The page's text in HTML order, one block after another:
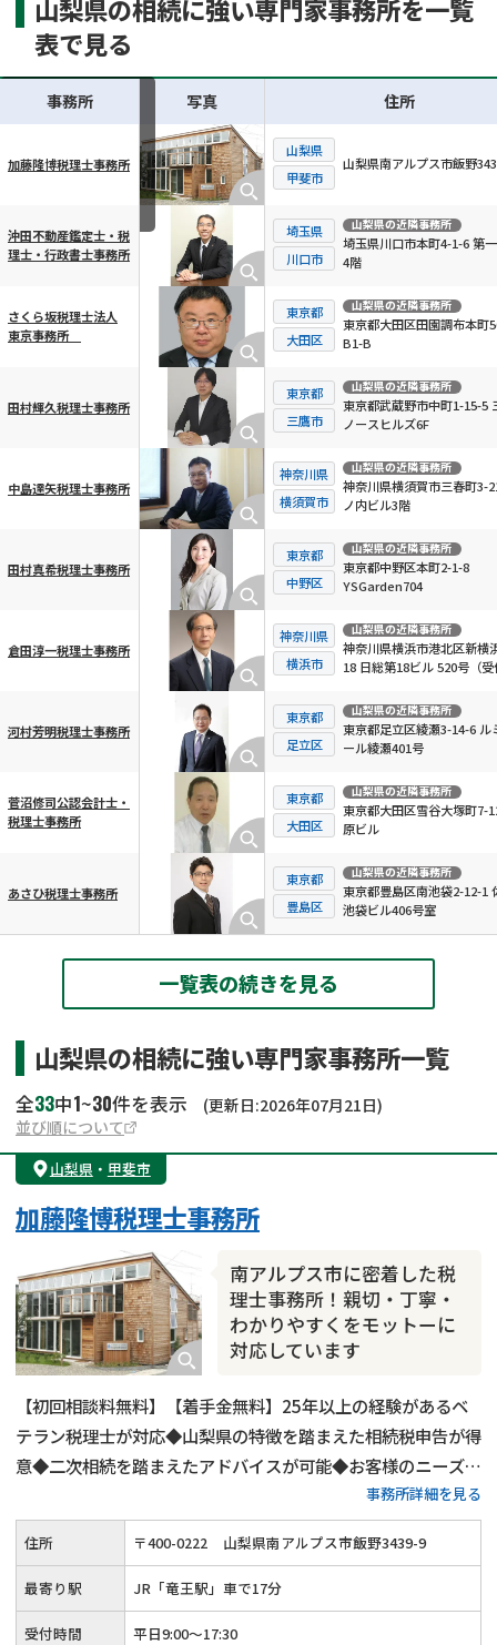
山梨県の相続に強い専門家事務所を一覧
表で見る
横スクロール可能
事務所 写真 住所
加藤隆博税理士事務所
山梨県
甲斐市
山梨県南アルプス市飯野
沖田不動産鑑定士・税
理士・行政書士事務所
埼玉県
川口市
山梨県の近隣事務所
埼玉県川口市本町4-1-6 第
4階
さくら坂税理士法人
東京事務所
東京都
大田区
山梨県の近隣事務所
東京都大田区田園調布本町
B1-B
田村輝久税理士事務所
東京都
三鷹市
山梨県の近隣事務所
東京都武蔵野市中町1-15-5
ノースヒルズ6F
中島達矢税理士事務所
神奈川県
横須賀市
山梨県の近隣事務所
神奈川県横須賀市三春町3-
ノ内ビル3階
田村真希税理士事務所
東京都
中野区
山梨県の近隣事務所
東京都中野区本町2-1-8
YSGarden704
倉田淳一税理士事務所
神奈川県
横浜市
山梨県の近隣事務所
神奈川県横浜市港北区新横
18 日総第18ビル 520号（受
河村芳明税理士事務所
東京都
足立区
山梨県の近隣事務所
東京都足立区綾瀬3-14-6 ル
ール綾瀬401号
菅沼修司公認会計士・
税理士事務所
東京都
大田区
山梨県の近隣事務所
東京都大田区雪谷大塚町7-
原ビル
あさひ税理士事務所
東京都
豊島区
山梨県の近隣事務所
東京都豊島区南池袋2-12-1
池袋ビル406号室
一覧表の続きを見る
山梨県の相続に強い専門家事務所一覧
全33中1~30件を表示
(更新日:2026年07月21日)
並び順について
山梨県 ・ 甲斐市
南アルプス市に密着した税
理士事務所！親切・丁寧・
わかりやすくをモットーに
対応しています
加藤隆博税理士事務所
【初回相談料無料】【着手金無料】25年以上の経験があるベ
テラン税理士が対応◆山梨県の特徴を踏まえた相続税申告が得
意◆二次相続を踏まえたアドバイスが可能◆お客様のニーズに
合わせて生前対策の手段を提案◆その他の相続税の悩みにも対
応◆お客様のお悩みに寄り添い、親切・丁寧・わかりやすくサ
ポートいたします。
事務所詳細を見る
住所 〒400-0222 山梨県南アルプス市飯野3439-9
最寄り駅 JR「竜王駅」車で17分
受付時間 平日9:00～17:30